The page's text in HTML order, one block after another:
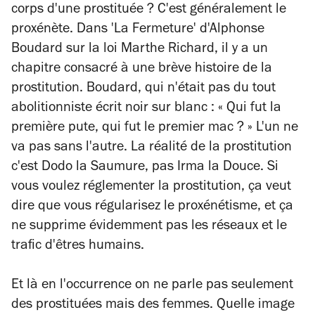
corps d'une prostituée ? C'est généralement le
proxénète. Dans 'La Fermeture' d'Alphonse
Boudard sur la loi Marthe Richard, il y a un
chapitre consacré à une brève histoire de la
prostitution. Boudard, qui n'était pas du tout
abolitionniste écrit noir sur blanc : « Qui fut la
première pute, qui fut le premier mac ? » L'un ne
va pas sans l'autre. La réalité de la prostitution
c'est Dodo la Saumure, pas Irma la Douce. Si
vous voulez réglementer la prostitution, ça veut
dire que vous régularisez le proxénétisme, et ça
ne supprime évidemment pas les réseaux et le
trafic d'êtres humains.
Et là en l'occurrence on ne parle pas seulement
des prostituées mais des femmes. Quelle image